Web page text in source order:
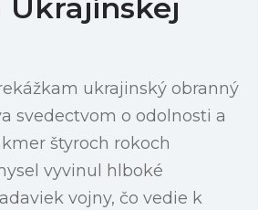
Ukrajinskej
ukrajinský obranný
svedectvom o odolnosti a
štyroch rokoch
vyvinul hlboké
vojny, čo vedie k